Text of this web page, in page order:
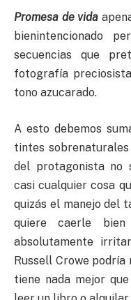
Promesa de vida
bienintencionado
secuencias que
fotografía
tono azucarado.
A esto debemos
tintes
del protagonista no
casi cualquier cosa
quizás el manejo del
quiere caerle
absolutamente
Russell Crowe
tiene nada mejor